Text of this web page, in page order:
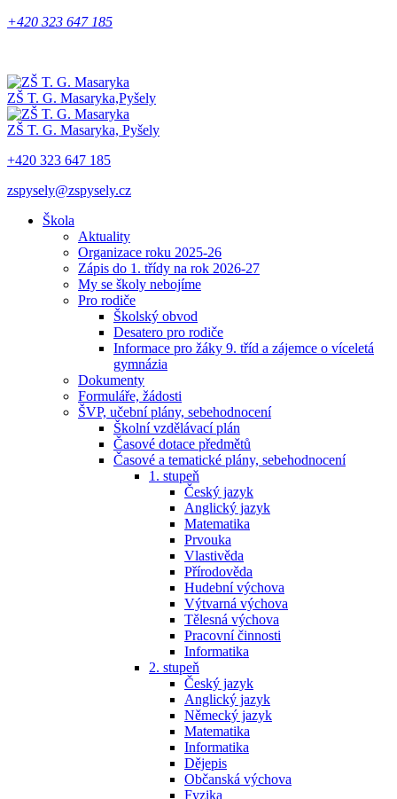
+420 323 647 185
ZŠ T. G. Masaryka,Pyšely
ZŠ T. G. Masaryka, Pyšely
+420 323 647 185
zspysely@zspysely.cz
Škola
Aktuality
Organizace roku 2025-26
Zápis do 1. třídy na rok 2026-27
My se školy nebojíme
Pro rodiče
Školský obvod
Desatero pro rodiče
Informace pro žáky 9. tříd a zájemce o víceletá
gymnázia
Dokumenty
Formuláře, žádosti
ŠVP, učební plány, sebehodnocení
Školní vzdělávací plán
Časové dotace předmětů
Časové a tematické plány, sebehodnocení
1. stupeň
Český jazyk
Anglický jazyk
Matematika
Prvouka
Vlastivěda
Přírodověda
Hudební výchova
Výtvarná výchova
Tělesná výchova
Pracovní činnosti
Informatika
2. stupeň
Český jazyk
Anglický jazyk
Německý jazyk
Matematika
Informatika
Dějepis
Občanská výchova
Fyzika